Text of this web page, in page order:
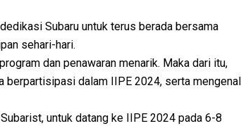
Subaru untuk terus berada bersama
sehari-hari.
dan penawaran menarik. Maka dari itu,
berpartisipasi dalam IIPE 2024, serta mengenal
untuk datang ke IIPE 2024 pada 6-8